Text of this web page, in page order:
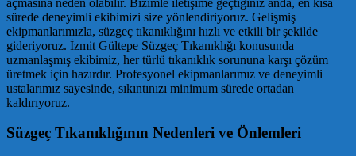
sürede deneyimli ekibimizi size yönlendiriyoruz. Gelişmiş
ekipmanlarımızla, süzgeç tıkanıklığını hızlı ve etkili bir şekilde
gideriyoruz. İzmit Gültepe Süzgeç Tıkanıklığı konusunda
uzmanlaşmış ekibimiz, her türlü tıkanıklık sorununa karşı çözüm
üretmek için hazırdır. Profesyonel ekipmanlarımız ve deneyimli
ustalarımız sayesinde, sıkıntınızı minimum sürede ortadan
kaldırıyoruz.
Süzgeç Tıkanıklığının Nedenleri ve Önlemleri